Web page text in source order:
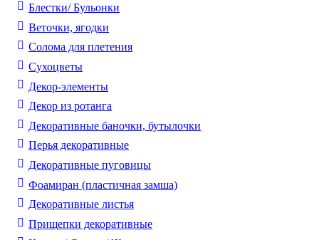
Блестки/ Бульонки
Веточки, ягодки
Солома для плетения
Cухоцветы
Декор-элементы
Декор из ротанга
Декоративные баночки, бутылочки
Перья декоративные
Декоративные пуговицы
Фоамиран (пластичная замша)
Декоративные листья
Прищепки декоративные